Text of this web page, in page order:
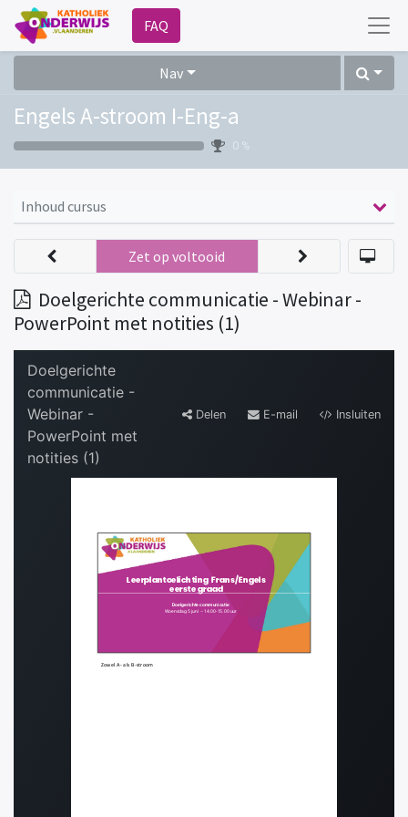
FAQ
Nav
Engels A-stroom I-Eng-a
0 %
Inhoud cursus
Doelgerichte communicatie - Webinar -
PowerPoint met notities (1)
Zet op voltooid